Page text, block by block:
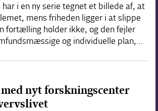
har i en ny serie tegnet et billede af, at
mens friheden ligger i at slippe
fortælling holder ikke, og den fejler
og individuelle plan,…
nyt forskningscenter